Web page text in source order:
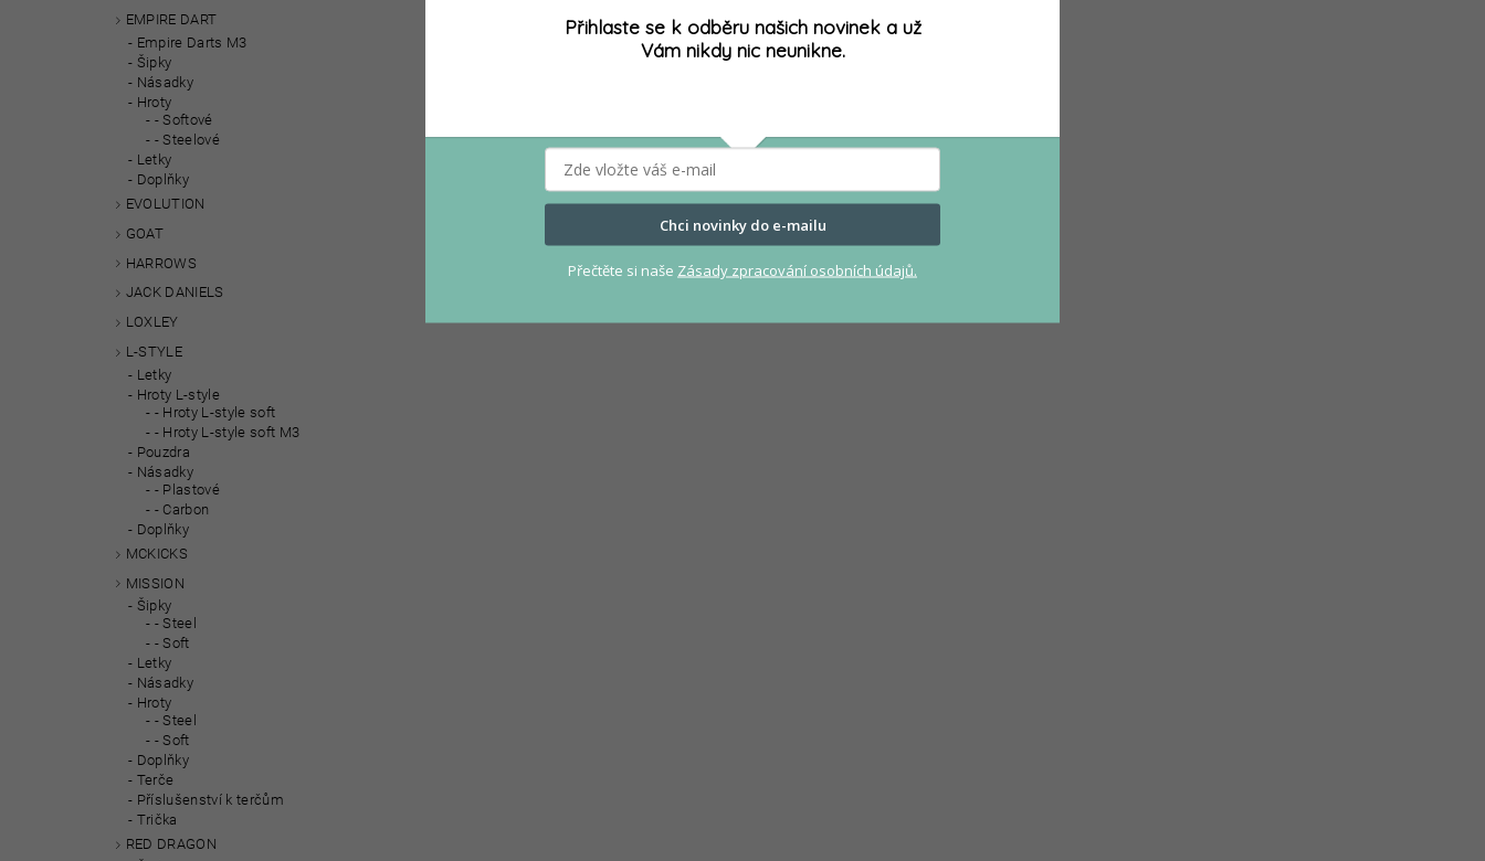
EMPIRE DART
Empire Darts M3
Šipky
Násadky
Hroty
- Softové
- Steelové
Letky
Doplňky
EVOLUTION
GOAT
HARROWS
JACK DANIELS
LOXLEY
L-STYLE
Letky
Hroty L-style
- Hroty L-style soft
- Hroty L-style soft M3
Pouzdra
Násadky
- Plastové
- Carbon
Doplňky
MCKICKS
MISSION
Šipky
- Steel
- Soft
Letky
Násadky
Hroty
- Steel
- Soft
Doplňky
Terče
Příslušenství k terčům
Trička
RED DRAGON
Přihlaste se k odběru našich novinek a už
Vám nikdy nic neunikne.
Chci novinky do e-mailu
Přečtěte si naše Zásady zpracování osobních údajů.